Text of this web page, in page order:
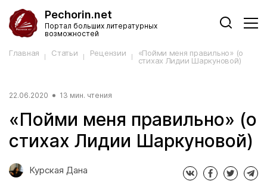
Pechorin.net
Портал больших литературных
возможностей
Главная Статьи Рецензии
«Пойми меня правильно» (о
стихах Лидии Шаркуновой)
«Пойми меня правильно» (о
стихах Лидии Шаркуновой)
22.06.2020 13 мин. чтения
Курская Дана